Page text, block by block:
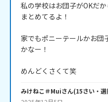
私の学校はお団子がOKだ
まとめてるよ！
家でもポニーテールかお団
かなー！
めんどくさくて笑
みけねこ＃Muiさん(15さい・ 選